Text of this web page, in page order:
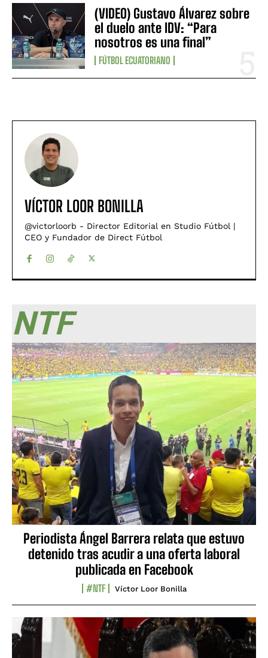
(VIDEO) Gustavo Álvarez sobre
el duelo ante IDV: “Para
nosotros es una final”
FÚTBOL ECUATORIANO
VÍCTOR LOOR BONILLA
@victorloorb - Director Editorial en Studio Fútbol |
CEO y Fundador de Direct Fútbol
NTF
Periodista Ángel Barrera relata que estuvo
detenido tras acudir a una oferta laboral
publicada en Facebook
#NTF Víctor Loor Bonilla